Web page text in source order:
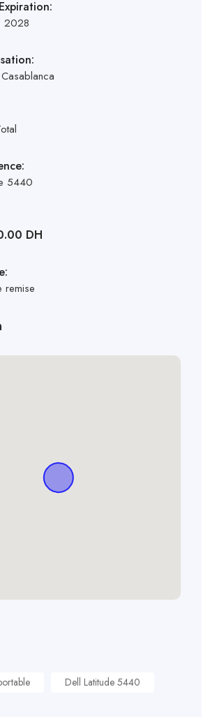
2028
5440
DH
remise
Dell Latitude 5440